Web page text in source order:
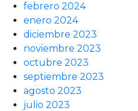
febrero 2024
enero 2024
diciembre 2023
noviembre 2023
octubre 2023
septiembre 2023
agosto 2023
julio 2023